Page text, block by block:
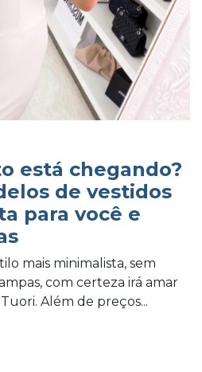
está chegando?
de vestidos
para você e
mais minimalista, sem
com certeza irá amar
Além de preços...